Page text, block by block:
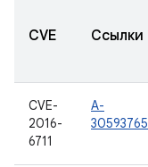
CVE Ссылки
CVE-
2016-
6711
A-
30593765